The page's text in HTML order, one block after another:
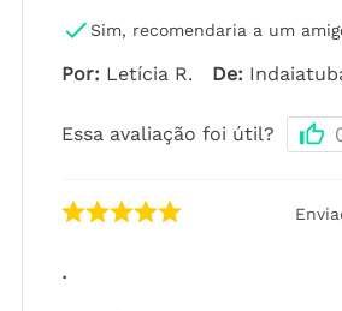
Sim, recomendaria a um
Por: Letícia R. De:
Essa avaliação foi útil?
.